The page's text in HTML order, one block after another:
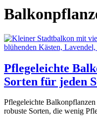
Pflegeleichte
Sorten für jeden
Pflegeleichte
robuste Sorten, die wenig